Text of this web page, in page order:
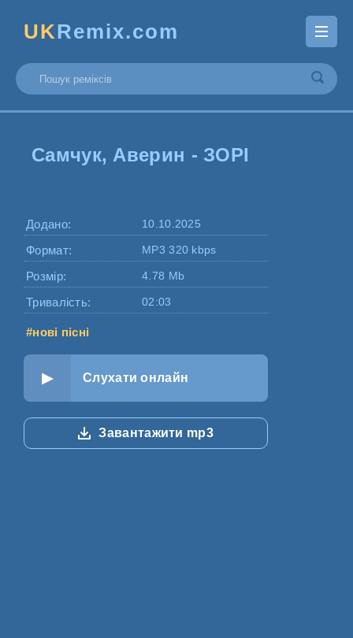
UKRemix.com
Самчук, Аверин - ЗОРІ
Додано: 10.10.2025
Формат: MP3 320 kbps
Розмір: 4.78 Mb
Тривалість: 02:03
#нові пісні
Слухати онлайн
Завантажити mp3